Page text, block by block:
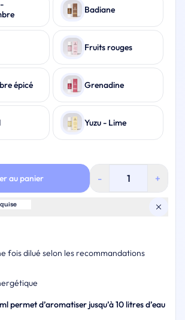
Badiane
Fruits rouges
épicé Grenadine
Yuzu - Lime
au panier
quantité
Aromatisant
- +
fois dilué selon les recommandations
permet d’aromatiser jusqu’à 10 litres d’eau